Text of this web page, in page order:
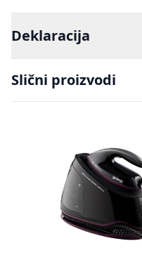
Deklaracija
Slični proizvodi